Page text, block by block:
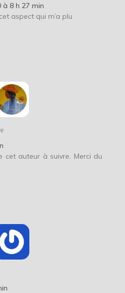
à 8 h 27 min
aspect qui m’a plu
cet auteur à suivre. Merci du